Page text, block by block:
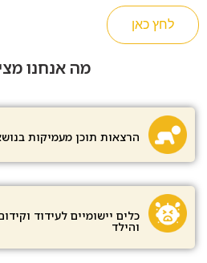
לחץ כאן
מה אנחנו
הרצאות תוכן מעמיקות
כלים יישומיים לעידוד
והילד